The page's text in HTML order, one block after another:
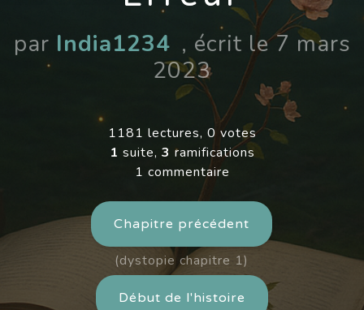
par India1234 , écrit le 7 mars
2023
1181 lectures, 0 votes
1 suite, 3 ramifications
1 commentaire
Chapitre précédent
(dystopie chapitre 1)
Début de l'histoire